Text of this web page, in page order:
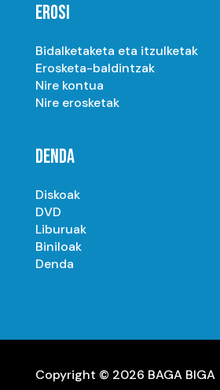
EROSI
Bidalketaketa eta itzulketak
Erosketa-baldintzak
Nire kontua
Nire erosketak
DENDA
Diskoak
DVD
Liburuak
Biniloak
Denda
Copyright © 2026 BAGA BIGA